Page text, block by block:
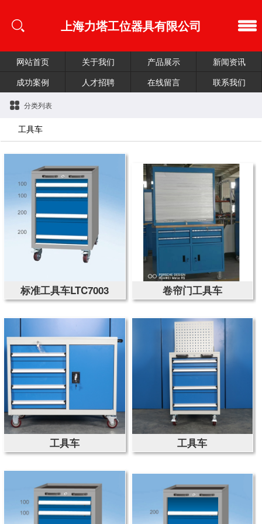
上海力塔工位器具有限公司
网站首页 关于我们 产品展示
新闻资讯
成功案例
人才招聘 在线留言 联系我们
分类列表
工具车
标准工具车LTC7003 卷帘门工具车
工具车 工具车